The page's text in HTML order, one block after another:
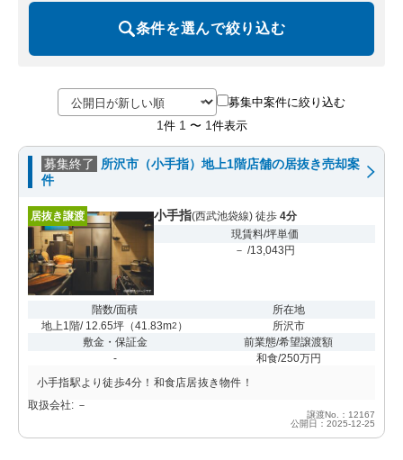
条件を選んで絞り込む
募集中案件に絞り込む
1 件 1 〜 1 件表示
募集終了
所沢市（小手指）地上1階店舗の居抜き売却案
件
居抜き譲渡 小手指(西武池袋線) 徒歩 4分
現賃料/坪単価
－ /13,043円
階数/面積
地上1階/ 12.65坪 （41.83m2 ）
所在地
所沢市
敷金・保証金
-
前業態/希望譲渡額
和食/250万円
小手指駅より徒歩4分！和食店居抜き物件！
取扱会社: －
譲渡No.：12167
公開日：2025-12-25